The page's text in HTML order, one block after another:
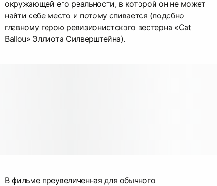
окружающей его реальности, в которой он не может
найти себе место и потому спивается (подобно
главному герою ревизионистского вестерна «Cat
Ballou» Эллиота Силверштейна).
В фильме преувеличенная для обычного